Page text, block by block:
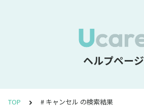
ヘルプページ
TOP # キャンセル の検索結果